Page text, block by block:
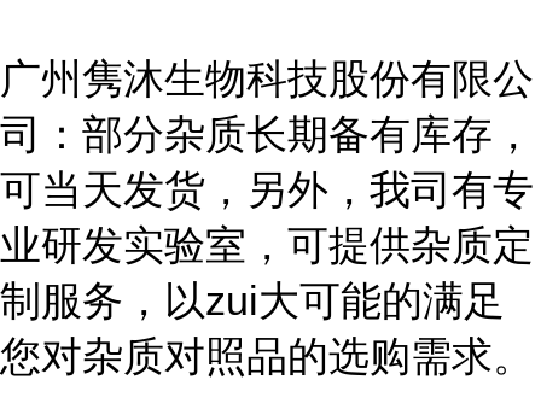
广州隽沐生物科技股份有限公
司：部分杂质长期备有库存，
可当天发货，另外，我司有专
业研发实验室，可提供杂质定
制服务，以zui大可能的满足
您对杂质对照品的选购需求。